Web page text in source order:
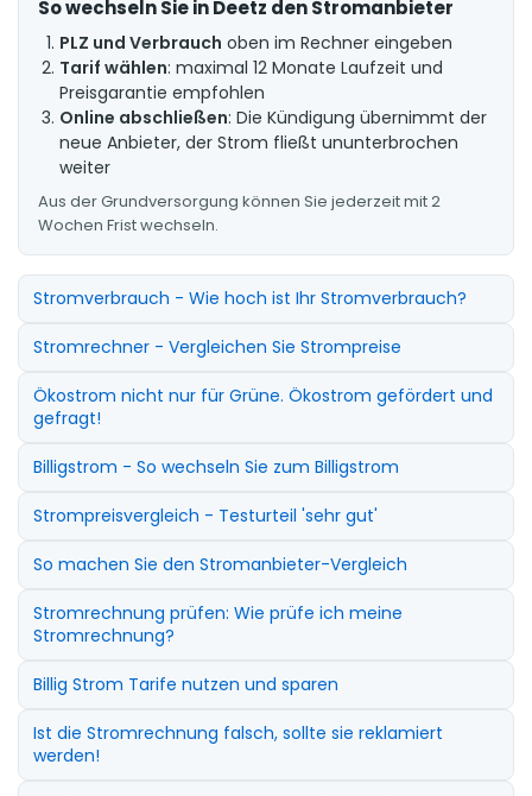
So wechseln Sie in Deetz den Stromanbieter
PLZ und Verbrauch oben im Rechner eingeben
Tarif wählen: maximal 12 Monate Laufzeit und
Preisgarantie empfohlen
Online abschließen: Die Kündigung übernimmt der
neue Anbieter, der Strom fließt ununterbrochen
weiter
Aus der Grundversorgung können Sie jederzeit mit 2
Wochen Frist wechseln.
Stromverbrauch - Wie hoch ist Ihr Stromverbrauch?
Stromrechner - Vergleichen Sie Strompreise
Ökostrom nicht nur für Grüne. Ökostrom gefördert und
gefragt!
Billigstrom - So wechseln Sie zum Billigstrom
Strompreisvergleich - Testurteil 'sehr gut'
So machen Sie den Stromanbieter-Vergleich
Stromrechnung prüfen: Wie prüfe ich meine
Stromrechnung?
Billig Strom Tarife nutzen und sparen
Ist die Stromrechnung falsch, sollte sie reklamiert
werden!